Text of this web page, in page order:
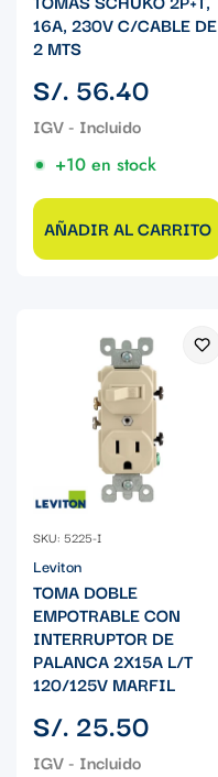
16A, 230V C/CABLE DE
2 MTS
Precio
regular
S/. 56.40
+10 en stock
AÑADIR AL CARRITO
SKU: 5225-I
Leviton
TOMA DOBLE
EMPOTRABLE CON
INTERRUPTOR DE
PALANCA 2X15A L/T
120/125V MARFIL
Precio
regular
S/. 25.50